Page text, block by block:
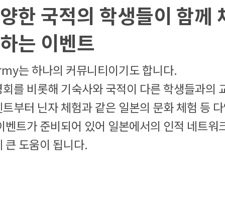
한 국적의 학생들이 함께
는 이벤트
는 하나의 커뮤니티이기도 합니다.
를 비롯해 기숙사와 국적이 다른 학생들과의
부터 닌자 체험과 같은 일본의 문화 체험 등
벤트가 준비되어 있어 일본에서의 인적 네트워
큰 도움이 됩니다.